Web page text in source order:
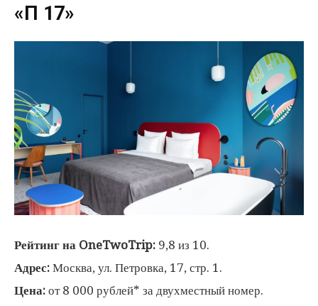
«П 17»
Рейтинг на OneTwoTrip: 9,8 из 10.
Адрес: Москва, ул. Петровка, 17, стр. 1.
Цена: от 8 000 рублей* за двухместный номер.